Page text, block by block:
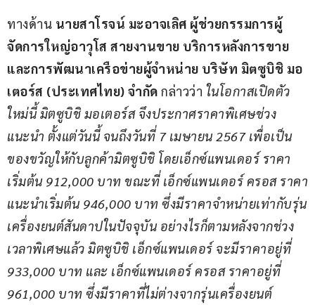
ทางด้าน นายสาโรจน์ มะอาจเลิศ ผู้ช่วยกรรมการผู้
จัดการใหญ่อาวุโส สายงานขาย บริการหลังการขาย
และการพัฒนาเครือข่ายผู้จำหน่าย บริษัท มิตซูบิชิ มอ
เตอร์ส (ประเทศไทย) จำกัด กล่าวว่า ในโอกาสเปิดตัว
ใหม่นี้ มิตซูบิชิ มอเตอร์ส จึงประกาศราคาพิเศษช่วง
แนะนำ ตั้งแต่วันนี้ จนถึงวันที่ 7 เมษายน 2567 เพื่อเป็น
ของขวัญให้กับลูกค้ามิตซูบิชิ โดยเอ็กซ์แพนเดอร์ ราคา
เริ่มต้น 912,000 บาท ขณะที่ เอ็กซ์แพนเดอร์ ครอส ราคา
แนะนำเริ่มต้น 946,000 บาท ซึ่งมีราคาจำหน่ายเท่ากับรุ่น
เครื่องยนต์สันดาปในปัจจุบัน อย่างไรก็ตามหลังจากช่วง
เวลาพิเศษแล้ว มิตซูบิชิ เอ็กซ์แพนเดอร์ จะมีราคาอยู่ที่
933,000 บาท และ เอ็กซ์แพนเดอร์ ครอส ราคาอยู่ที่
961,000 บาท ซึ่งมีราคาที่ไม่ต่างจากรุ่นเครื่องยนต์